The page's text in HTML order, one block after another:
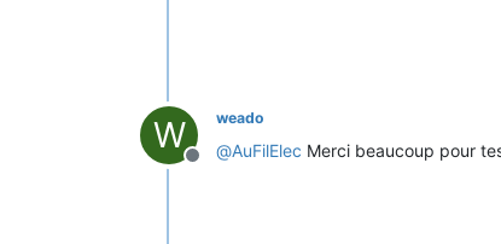
W
Offline
weado
@AuFilElec Merci beaucoup pour